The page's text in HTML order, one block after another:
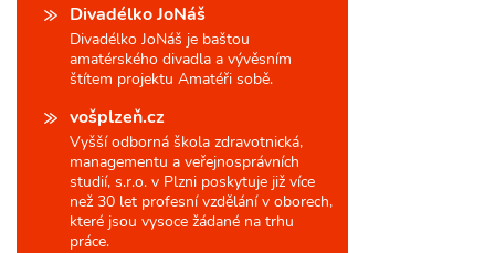
Divadélko JoNáš
Divadélko JoNáš je baštou
amatérského divadla a vývěsním
štítem projektu Amatéři sobě.
vošplzeň.cz
Vyšší odborná škola zdravotnická,
managementu a veřejnosprávních
studií, s.r.o. v Plzni poskytuje již více
než 30 let profesní vzdělání v oborech,
které jsou vysoce žádané na trhu
práce.